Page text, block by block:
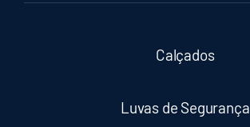
Calçados
Luvas de Segurança